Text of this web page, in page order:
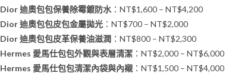
Dior 迪奧包包保養除霉鍍防水 ：NT$1,600 – NT$4,200
Dior 迪奧包包皮包金屬拋光 ：NT$700 – NT$2,000
Dior 迪奧包包皮革保養油滋潤 ：NT$800 – NT$2,300
Hermes 愛馬仕包包外觀與表層清潔 ：NT$2,000 – NT$6,000
Hermes 愛馬仕包包清潔內袋與內襯 ：NT$1,500 – NT$4,000